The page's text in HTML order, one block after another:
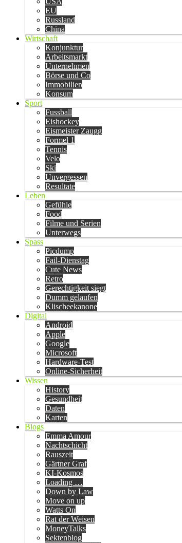
EU
Russland
China
Wirtschaft
Konjunktur
Arbeitsmarkt
Unternehmen
Börse und Co
Immobilien
Konsum
Sport
Fussball
Eishockey
Eismeister Zaugg
Formel 1
Tennis
Velo
Ski
Unvergessen
Resultate
Leben
Gefühle
Food
Filme und Serien
Unterwegs
Spass
Picdump
Fail-Dienstag
Cute News
Retro
Gerechtigkeit siegt
Dumm gelaufen
Klischeekanone
Digital
Android
Apple
Google
Microsoft
Hardware-Test
Online-Sicherheit
Wissen
History
Gesundheit
Daten
Karten
Blogs
Emma Amour
Nachtschicht
Rauszeit
Gärtner Graf
KI-Kosmos
Loading …
Down by Law
Move on up
Watts On
Rat der Weisen
MoneyTalks
Sektenblog